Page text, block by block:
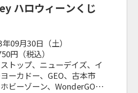
ハロウィーンくじ
09月30日（土）
円（税込）
トップ、ニューデイズ、イ
ヨーカドー、GEO、古本市
ビーゾーン、WonderGOO、